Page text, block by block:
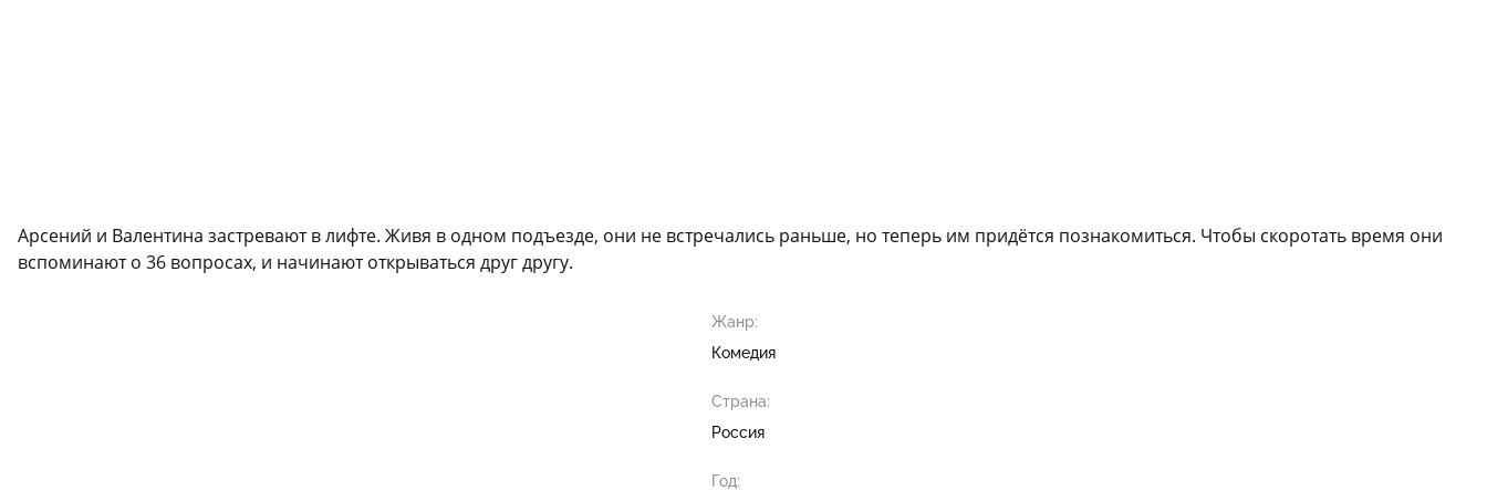
Арсений и Валентина застревают в лифте. Живя в одном подъезде, они не встречались раньше, но теперь им придётся познакомиться. Чтобы скоротать время они
вспоминают о 36 вопросах, и начинают открываться друг другу.
Жанр:
Комедия
Страна:
Россия
Год: